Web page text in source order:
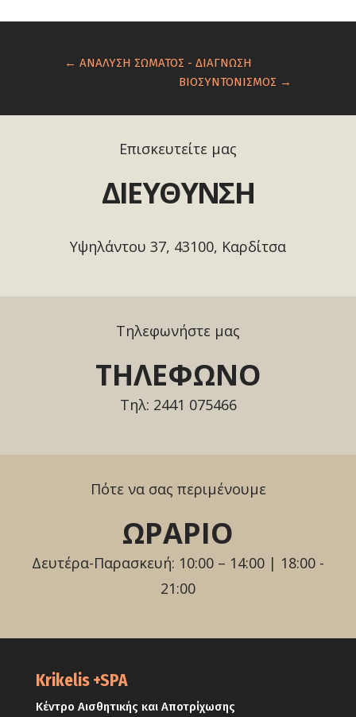
← ΑΝΑΛΥΣΗ ΣΩΜΑΤΟΣ - ΔΙΑΓΝΩΣΗ
ΒΙΟΣΥΝΤΟΝΙΣΜΟΣ →
Επισκευτείτε μας
ΔΙΕΥΘΥΝΣΗ
Υψηλάντου 37, 43100, Καρδίτσα
Τηλεφωνήστε μας
ΤΗΛΕΦΩΝΟ
Τηλ: 2441 075466
Πότε να σας περιμένουμε
ΩΡΑΡΙΟ
Δευτέρα-Παρασκευή: 10:00 – 14:00 | 18:00 -
21:00
Krikelis +SPA
Κέντρο Αισθητικής και Αποτρίχωσης